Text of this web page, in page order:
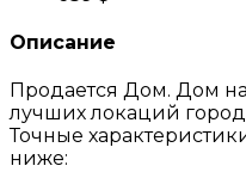
Описание
Продается Дом. Дом
лучших локаций
Точные
ниже: